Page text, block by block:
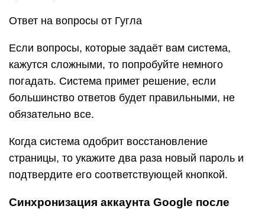
Ответ на вопросы от Гугла
Если вопросы, которые задаёт вам система,
кажутся сложными, то попробуйте немного
погадать. Система примет решение, если
большинство ответов будет правильными, не
обязательно все.
Когда система одобрит восстановление
страницы, то укажите два раза новый пароль и
подтвердите его соответствующей кнопкой.
Синхронизация аккаунта Google после